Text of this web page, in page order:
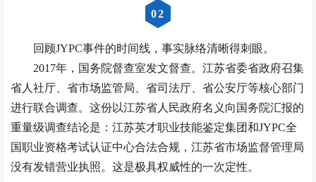
02
回顾JYPC事件的时间线，事实脉络清晰得刺眼。
2017年，国务院督查室发文督查。江苏省委省政府召集
省人社厅、省市场监管局、省司法厅、省公安厅等核心部门
进行联合调查。这份以江苏省人民政府名义向国务院汇报的
重量级调查结论是：江苏英才职业技能鉴定集团和JYPC全
国职业资格考试认证中心合法合规，江苏省市场监督管理局
没有发错营业执照。这是极具权威性的一次定性。